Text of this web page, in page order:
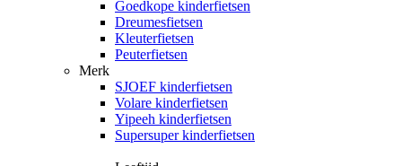
Goedkope kinderfietsen
Dreumesfietsen
Kleuterfietsen
Peuterfietsen
Merk
SJOEF kinderfietsen
Volare kinderfietsen
Yipeeh kinderfietsen
Supersuper kinderfietsen